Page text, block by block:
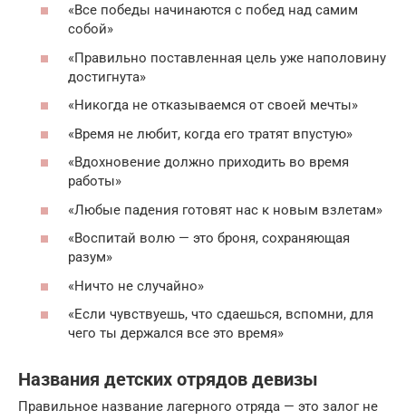
«Все победы начинаются с побед над самим
собой»
«Правильно поставленная цель уже наполовину
достигнута»
«Никогда не отказываемся от своей мечты»
«Время не любит, когда его тратят впустую»
«Вдохновение должно приходить во время
работы»
«Любые падения готовят нас к новым взлетам»
«Воспитай волю — это броня, сохраняющая
разум»
«Ничто не случайно»
«Если чувствуешь, что сдаешься, вспомни, для
чего ты держался все это время»
Названия детских отрядов девизы
Правильное название лагерного отряда — это залог не